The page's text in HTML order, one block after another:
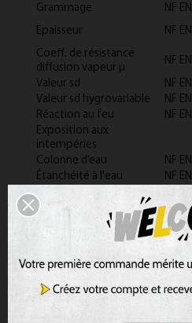
Grammage
NF
Epaisseur
NF
Coeff. de résistance
diffusion vapeur μ
NF
Valeur sd
NF
Valeur sd hygrovariable
NF
Réaction au feu
NF
Exposition aux
intempéries
Colonne d’eau
NF
Étanchéité à l'eau
NF
Force de traction max.
longit./transv.
NF
Allongement en traction
longit./transv.
NF
longitud./transv.
NF
Durabilité après
vieillissement artificiel
NF
EN
Résistance à la